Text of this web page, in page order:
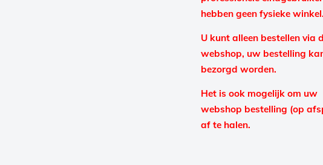
hebben geen fysieke winkel.
U kunt alleen bestellen via
webshop, uw bestelling
bezorgd worden.
Het is ook mogelijk om uw
webshop bestelling (op
af te halen.